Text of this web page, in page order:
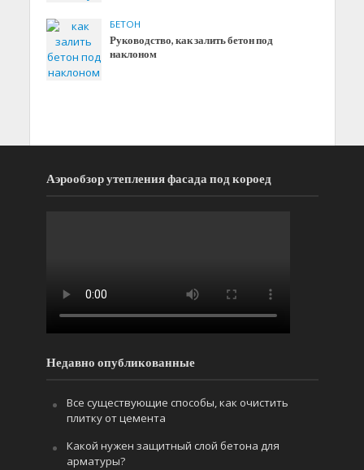
БЕТОН
Руководство, как залить бетон под
наклоном
Аэрообзор утепления фасада под короед
Недавно опубликованные
Все существующие способы, как очистить
плитку от цемента
Какой нужен защитный слой бетона для
арматуры?